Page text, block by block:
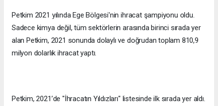
Petkim 2021 yılında Ege Bölgesi'nin ihracat şampiyonu oldu.
Sadece kimya değil, tüm sektörlerin arasında birinci sırada yer
alan Petkim, 2021 sonunda dolaylı ve doğrudan toplam 810,9
milyon dolarlık ihracat yaptı.
Petkim, 2021’de "İhracatın Yıldızları" listesinde ilk sırada yer aldı.